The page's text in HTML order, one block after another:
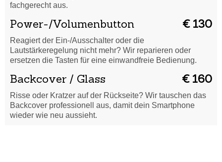
fachgerecht aus.
Power-/Volumenbutton € 130
Reagiert der Ein-/Ausschalter oder die
Lautstärkeregelung nicht mehr? Wir reparieren oder
ersetzen die Tasten für eine einwandfreie Bedienung.
Backcover / Glass € 160
Risse oder Kratzer auf der Rückseite? Wir tauschen das
Backcover professionell aus, damit dein Smartphone
wieder wie neu aussieht.